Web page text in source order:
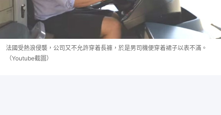
法國受熱浪侵襲，公司又不允許穿着長褲，於是男司機便穿着裙子以表不滿。
（Youtube截圖）